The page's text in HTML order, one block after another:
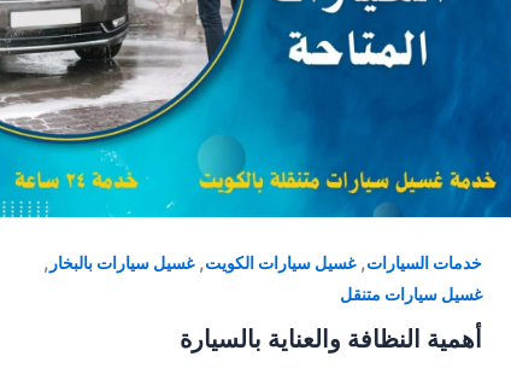
خدمات السيارات,غسيل سيارات الكويت,غسيل سيارات بالبخار ,
غسيل سيارات متنقل
أهمية النظافة والعناية بالسيارة